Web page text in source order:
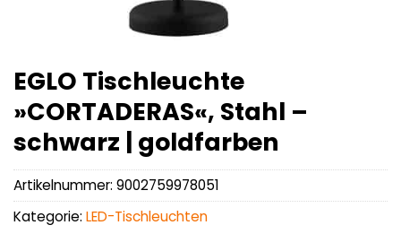
EGLO Tischleuchte
»CORTADERAS«, Stahl –
schwarz | goldfarben
Artikelnummer: 9002759978051
Kategorie: LED-Tischleuchten